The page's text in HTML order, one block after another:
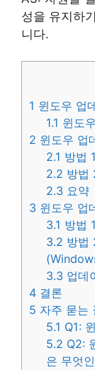
성을 유지하
니다.
1 윈도우 업
1.1 윈도
2 윈도우 업
2.1 방법
2.2 방법
2.3 요약
3 윈도우 업
3.1 방법
3.2 방법
3.3 업데
4 결론
5 자주 묻는
5.1 Q1:
5.2 Q2:
은 무엇